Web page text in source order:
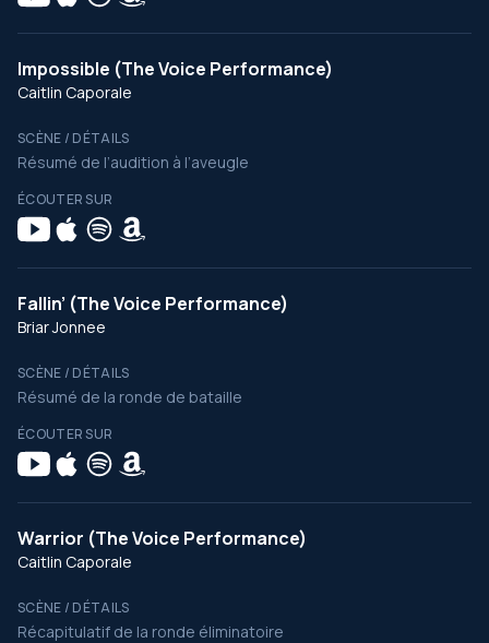
Impossible (The Voice Performance)
Caitlin Caporale
SCÈNE / DÉTAILS
Résumé de l’audition à l’aveugle
ÉCOUTER SUR
Fallin’ (The Voice Performance)
Briar Jonnee
SCÈNE / DÉTAILS
Résumé de la ronde de bataille
ÉCOUTER SUR
Warrior (The Voice Performance)
Caitlin Caporale
SCÈNE / DÉTAILS
Récapitulatif de la ronde éliminatoire